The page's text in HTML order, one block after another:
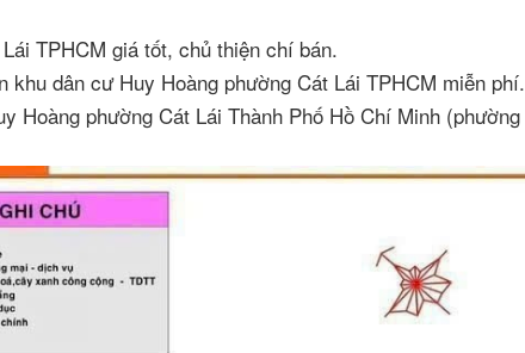
TPHCM giá tốt, chủ thiện chí bán.
dân cư Huy Hoàng phường Cát Lái TPHCM miễn phí.
Hoàng phường Cát Lái Thành Phố Hồ Chí Minh (phường